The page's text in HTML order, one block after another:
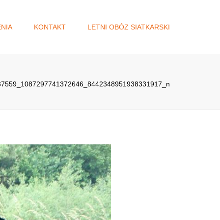
KONTAKT LETNI OBÓZ SIATKARSKI